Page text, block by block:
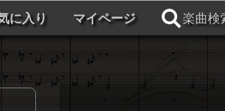
に入り マイページ 楽曲検